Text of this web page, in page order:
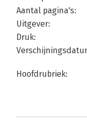
Aantal pagina's:
Uitgever:
Druk:
Hoofdrubriek: